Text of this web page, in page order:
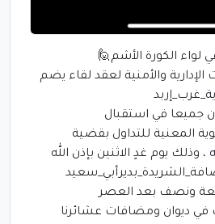
لواء الكورة الأشم🙋
والأمنية لعقد لقاء يضم
جميعا في استقبال
المعنية للتداول بقضية
، وذلك يوم غدٍ الاثنين بإذن الله
ونصف بعد العصر
في ديوان ومضافات عشائرنا